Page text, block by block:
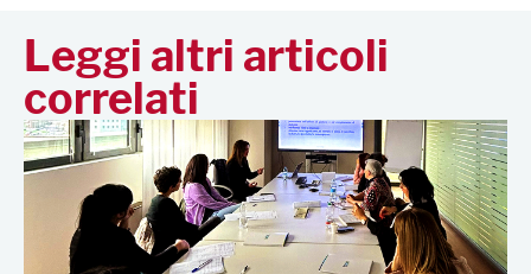
Leggi altri articoli
correlati